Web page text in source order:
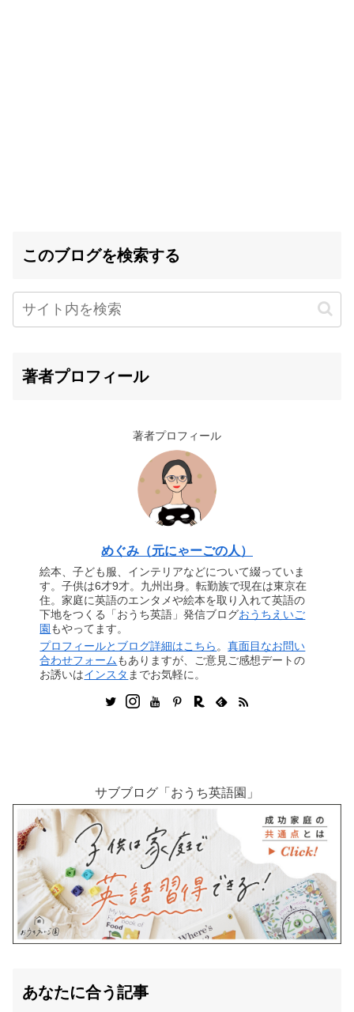
このブログを検索する
著者プロフィール
著者プロフィール
めぐみ（元にゃーごの人）
絵本、子ども服、インテリアなどについて綴っていま
す。子供は6才9才。九州出身。転勤族で現在は東京在
住。家庭に英語のエンタメや絵本を取り入れて英語の
下地をつくる「おうち英語」発信ブログおうちえいご
園もやってます。
プロフィールとブログ詳細はこちら 。真面目なお問い
合わせフォームもありますが、ご意見ご感想デートの
お誘いはインスタ までお気軽に。
サブブログ「おうち英語園」
あなたに合う記事